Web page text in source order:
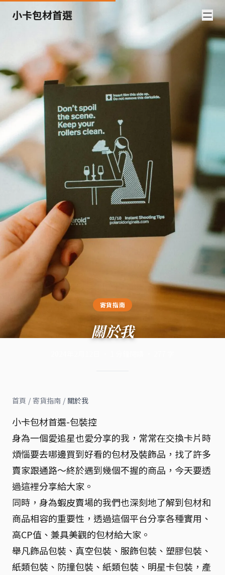
小卡包材首選
寄貨指南
關於我
首頁 / 寄貨指南 / 關於我
小卡包材首選-包裝控
身為一個愛追星也愛分享的我，常常在交換卡片時
煩惱要去哪邊買到好看的包材及裝飾品，找了許多
賣家跟通路～終於遇到幾個不握的商品，今天要透
過這裡分享給大家。
同時，身為蝦皮賣場的我們也深刻地了解到包材和
商品相容的重要性，透過這個平台分享各種實用、
高CP值、兼具美觀的包材給大家。
舉凡飾品包裝、真空包裝、服飾包裝、塑膠包裝、
紙類包裝、防撞包裝、紙類包裝、明星卡包裝，產